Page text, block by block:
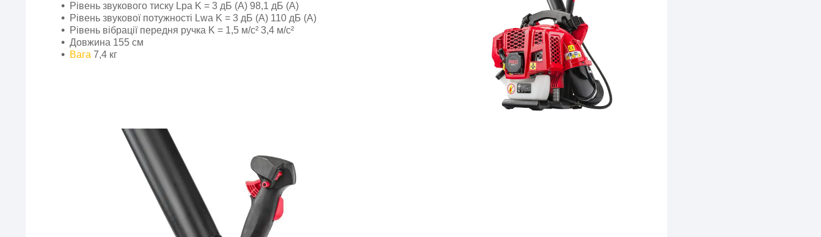
Рівень звукового тиску Lpa K = 3 дБ (A) 98,1 дБ (А)
Рівень звукової потужності Lwa K = 3 дБ (A) 110 дБ (А)
Рівень вібрації передня ручка K = 1,5 м/с² 3,4 м/с²
Довжина 155 см
Вага 7,4 кг